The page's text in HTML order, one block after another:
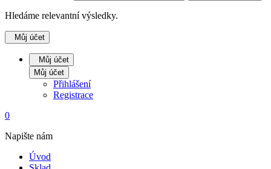
Hledáme relevantní výsledky.
Můj účet
Můj účet
Můj účet
Přihlášení
Registrace
0
Napište nám
Úvod